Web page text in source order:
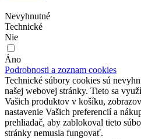
Nevyhnutné
Technické
Nie
Áno
Podrobnosti a zoznam cookies
Technické súbory cookies sú
našej webovej stránky. Tieto sa
Vašich produktov v košíku,
nastavenie Vašich preferencií a
prehliadač, aby zablokoval tieto
stránky nemusia fungovať.